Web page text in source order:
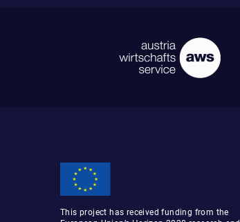
This project has received funding from the